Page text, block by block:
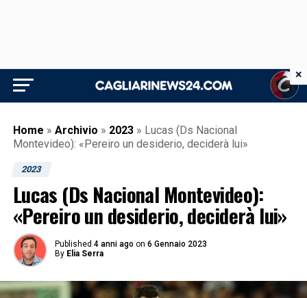
Home » Archivio » 2023 » Lucas (Ds Nacional
Montevideo): «Pereiro un desiderio, deciderà lui»
2023
Lucas (Ds Nacional Montevideo):
«Pereiro un desiderio, deciderà lui»
Published 4 anni ago on 6 Gennaio 2023
By Elia Serra
×